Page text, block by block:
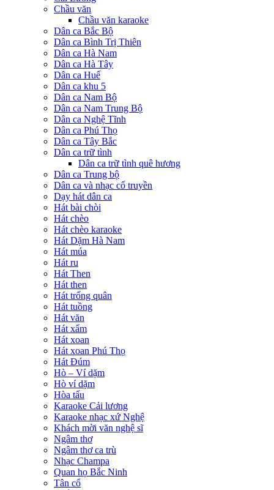
Chầu văn
Chầu văn karaoke
Dân ca Bắc Bộ
Dân ca Bình Trị Thiên
Dân ca Hà Nam
Dân ca Hà Tây
Dân ca Huế
Dân ca khu 5
Dân ca Nam Bộ
Dân ca Nam Trung Bộ
Dân ca Nghệ Tĩnh
Dân ca Phú Thọ
Dân ca Tây Bắc
Dân ca trữ tình
Dân ca trữ tình quê hương
Dân ca Trung bộ
Dân ca và nhạc cổ truyền
Dạy hát dân ca
Hát bài chòi
Hát chèo
Hát chèo karaoke
Hát Dặm Hà Nam
Hát múa
Hát ru
Hát Then
Hát then
Hát trống quân
Hát tuồng
Hát văn
Hát xẩm
Hát xoan
Hát xoan Phú Thọ
Hát Đúm
Hò – Ví dặm
Hò ví dặm
Hòa tấu
Karaoke Cải lương
Karaoke nhạc xứ Nghệ
Khách mời văn nghệ sĩ
Ngâm thơ
Ngâm thơ ca trù
Nhạc Champa
Quan họ Bắc Ninh
Tân cổ